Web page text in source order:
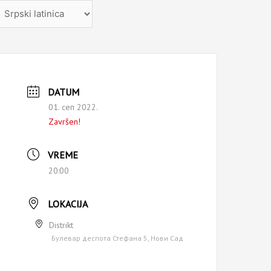
DATUM
01. сеп 2022.
Završen!
VREME
20:00
LOKACIJA
Distrikt
Булевар деспота Стефана 5, Нови Сад